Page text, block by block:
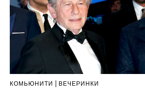
КОМЬЮНИТИ ВЕЧЕРИНКИ